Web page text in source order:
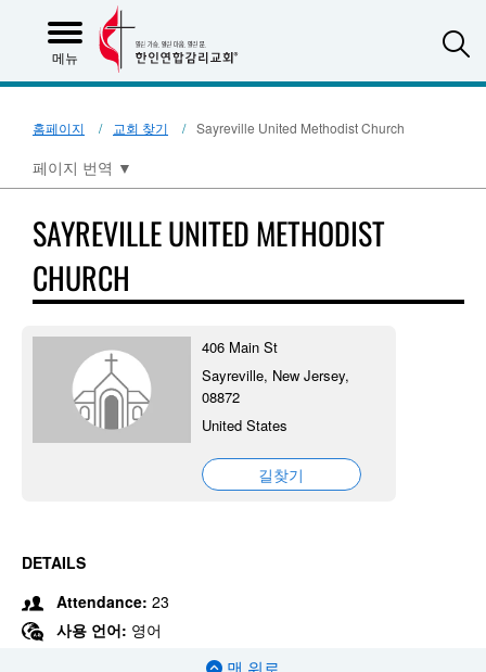
메뉴
홈페이지 교회 찾기 Sayreville United Methodist Church
페이지 번역 ▼
SAYREVILLE UNITED METHODIST
CHURCH
406 Main St
Sayreville, New Jersey,
08872
United States
길찾기
DETAILS
Attendance: 23
사용 언어: 영어